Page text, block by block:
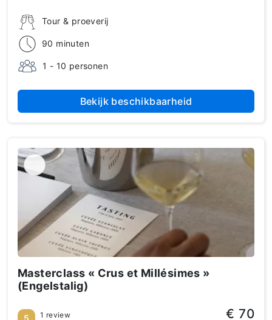
Tour & proeverij
90 minuten
1 - 10 personen
Bekijk beschikbaarheid
Masterclass « Crus et Millésimes »
(Engelstalig)
1 review € 70